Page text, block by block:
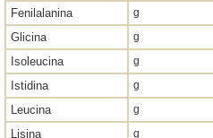
Fenilalanina g
Glicina g
Isoleucina g
Istidina g
Leucina g
Lisina g